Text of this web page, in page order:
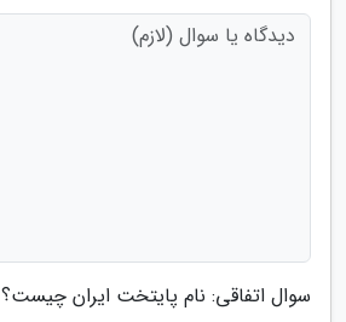
سوال اتفاقی: نام پایتخت ایران چیست؟